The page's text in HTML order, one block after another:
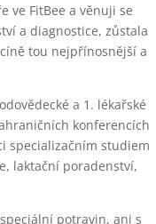
ve FitBee a věnuji se
a diagnostice, zůstala
tou nejpřínosnější a
a 1. lékařské
konferencích
specializačním studiem
laktační poradenství,
potravin, ani s